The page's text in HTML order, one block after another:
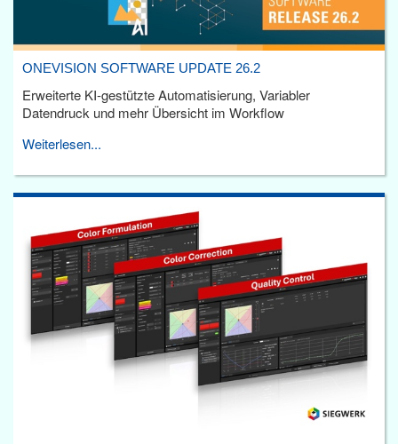
ONEVISION SOFTWARE UPDATE 26.2
Erweiterte KI-gestützte Automatisierung, Variabler
Datendruck und mehr Übersicht im Workflow
Weiterlesen...